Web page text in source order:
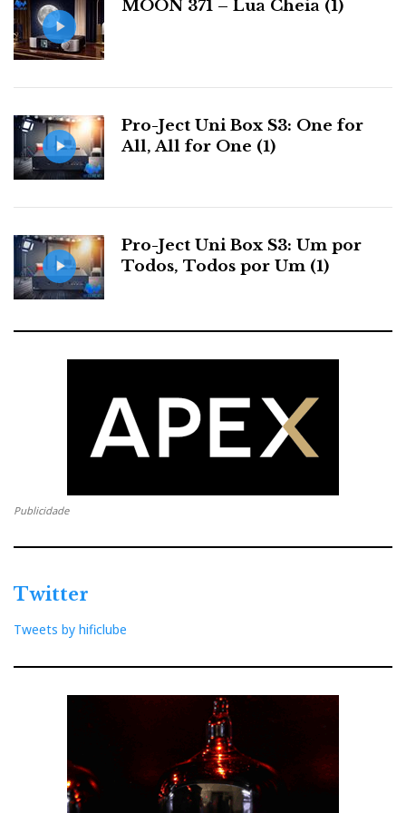
KEF Blade (versão comprável)
s MOON 371 – Lua Cheia (1)
Pro-Ject Uni Box S3: One for
All, All for One (1)
Pro-Ject Uni Box S3: Um por
Todos, Todos por Um (1)
Publicidade
Twitter
Tweets by hificlube